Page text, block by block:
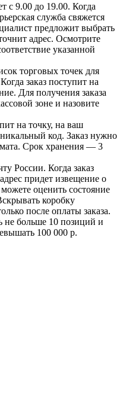
с 9.00 до 19.00. Когда
служба свяжется
предложит выбрать
адрес. Осмотрите
указанной
торговых точек для
заказ поступит на
Для получения заказа
зоне и назовите
на точку, на ваш
код. Заказ нужно
Срок хранения — 3
России. Когда заказ
придет извещение о
оценить состояние
коробку
после оплаты заказа.
не больше 10 позиций и
100 000 р.